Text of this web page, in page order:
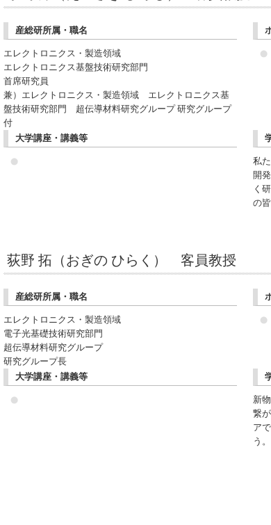
産総研所属・職名
エレクトロニクス・製造領域
エレクトロニクス基盤技術研究部門
首席研究員
兼）エレクトロニクス・製造領域 エレクトロニクス基
盤技術研究部門 超伝導材料研究グループ 研究グループ
付
大学講座・講義等
私
開
く
の
荻野 拓（おぎの ひらく） 客員教授
産総研所属・職名
エレクトロニクス・製造領域
電子光基礎技術研究部門
超伝導材料研究グループ
研究グループ長
大学講座・講義等
新
繋
ア
う。